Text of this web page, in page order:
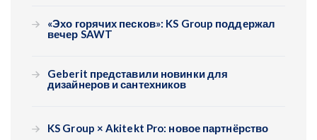
«Эхо горячих песков»: KS Group поддержал
вечер SAWT
Geberit представили новинки для
дизайнеров и сантехников
KS Group × Akitekt Pro: новое партнёрство